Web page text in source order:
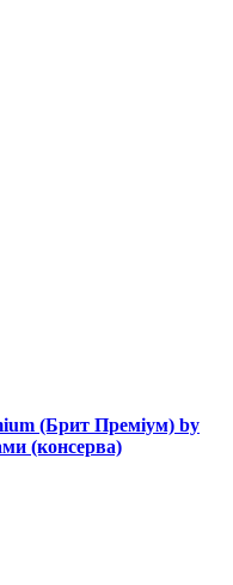
(Брит Преміум) by
(консерва)